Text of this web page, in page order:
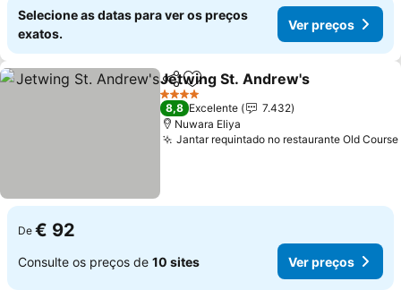
Selecione as datas para ver os preços
exatos.
Ver preços
PartilharAdicionar aos favoritos
Jetwing St. Andrew's
4 Estrelas
8,8 Excelente
7.432
Nuwara Eliya
Jantar requintado no restaurante Old Course
De € 92
Consulte os preços de 10 sites Ver preços